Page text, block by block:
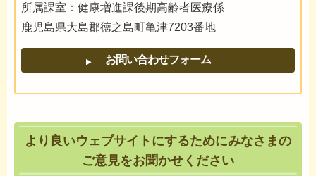
所属課室：健康増進課後期高齢者医療係
鹿児島県大島郡徳之島町亀津7203番地
より良いウェブサイトにするためにみなさまの
ご意見をお聞かせください